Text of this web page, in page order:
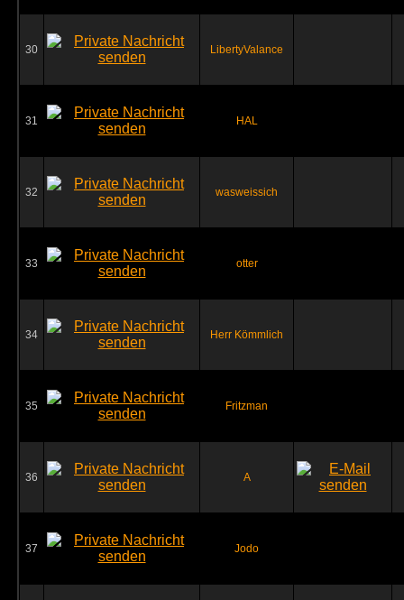
30 LibertyValance
31 HAL
32 wasweissich
33 otter
34 Herr Kömmlich
35 Fritzman
36 A
37 Jodo